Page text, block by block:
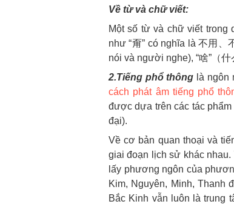
Về từ và chữ viết:
Một số từ và chữ viết trong
như “甭” có nghĩa là 不用、
nói và người nghe), “啥”（什
2.Tiếng phổ thông là ngôn
cách phát âm tiếng phổ
được dựa trên các tác
đại).
Về cơ bản quan thoại và
giai đoạn lịch sử khác
lấy phương ngôn của
Kim, Nguyên, Minh, Thanh
Bắc Kinh vẫn luôn là trung